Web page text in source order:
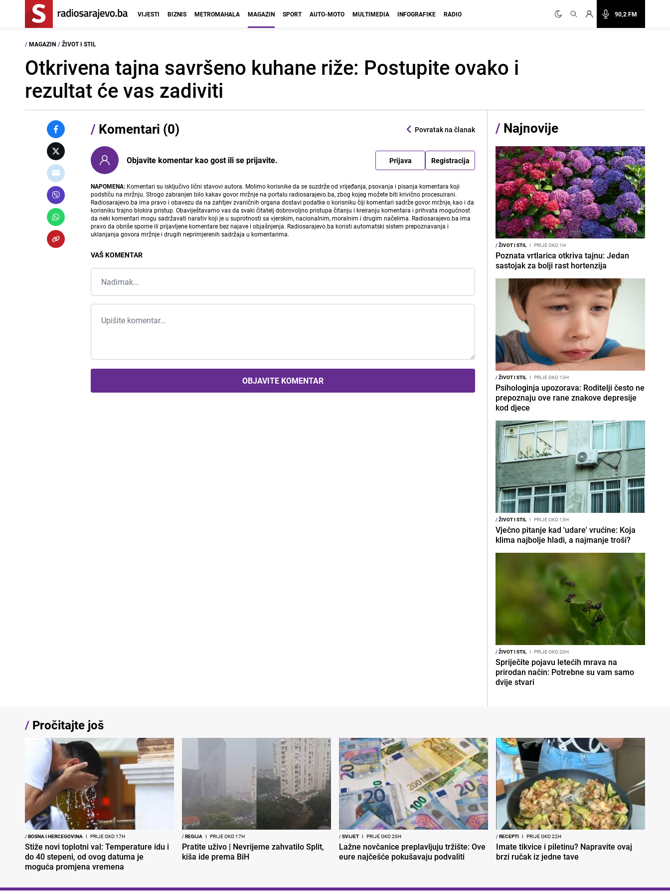
90,2 FM
VIJESTI BIZNIS METROMAHALA MAGAZIN SPORT AUTO-MOTO MULTIMEDIA INFOGRAFIKE RADIO
/ MAGAZIN / ŽIVOT I STIL
Otkrivena tajna savršeno kuhane riže: Postupite ovako i
rezultat će vas zadiviti
/ Komentari (0) Povratak na članak
Objavite komentar kao gost ili se prijavite. Prijava Registracija
NAPOMENA: Komentari su isključivo lični stavovi autora. Molimo korisnike da se suzdrže od vrijeđanja, psovanja i pisanja komentara koji
podstiču na mržnju. Strogo zabranjen bilo kakav govor mržnje na portalu radiosarajevo.ba, zbog kojeg možete biti krivično procesuirani.
Radiosarajevo.ba ima pravo i obavezu da na zahtjev zvaničnih organa dostavi podatke o korisniku čiji komentari sadrže govor mržnje, kao i da
korisniku trajno blokira pristup. Obaviještavamo vas da svaki čitatelj dobrovoljno pristupa čitanju i kreiranju komentara i prihvata mogućnost
da neki komentari mogu sadržavati narativ koji je u suprotnosti sa vjerskim, nacionalnim, moralnim i drugim načelima. Radiosarajevo.ba ima
pravo da obriše sporne ili prijavljene komentare bez najave i objašnjenja. Radiosarajevo.ba koristi automatski sistem prepoznavanja i
uklanjanja govora mržnje i drugih neprimjerenih sadržaja u komentarima.
VAŠ KOMENTAR
OBJAVITE KOMENTAR
/ Najnovije
/ŽIVOT I STIL I PRIJE OKO 1H
Poznata vrtlarica otkriva tajnu: Jedan
sastojak za bolji rast hortenzija
/ŽIVOT I STIL I PRIJE OKO 13H
Psihologinja upozorava: Roditelji često ne
prepoznaju ove rane znakove depresije
kod djece
/ŽIVOT I STIL I PRIJE OKO 15H
Vječno pitanje kad 'udare' vrućine: Koja
klima najbolje hladi, a najmanje troši?
/ŽIVOT I STIL I PRIJE OKO 20H
Spriječite pojavu letećih mrava na
prirodan način: Potrebne su vam samo
dvije stvari
/ Pročitajte još
/BOSNA I HERCEGOVINA I PRIJE OKO 17H
Stiže novi toplotni val: Temperature idu i
do 40 stepeni, od ovog datuma je
moguća promjena vremena
/REGIJA I PRIJE OKO 17H
Pratite uživo | Nevrijeme zahvatilo Split,
kiša ide prema BiH
/SVIJET I PRIJE OKO 20H
Lažne novčanice preplavljuju tržište: Ove
eure najčešće pokušavaju podvaliti
/RECEPTI I PRIJE OKO 22H
Imate tikvice i piletinu? Napravite ovaj
brzi ručak iz jedne tave